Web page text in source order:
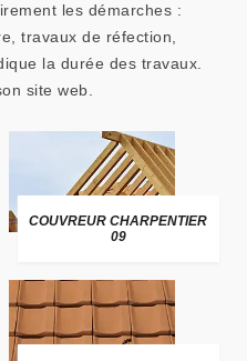
les démarches :
travaux de réfection,
la durée des travaux.
site web.
COUVREUR CHARPENTIER
09